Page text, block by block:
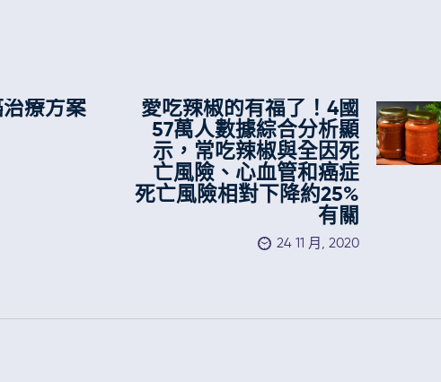
療方案
愛吃辣椒的有福了！4國
57萬人數據綜合分析顯
示，常吃辣椒與全因死
亡風險、心血管和癌症
死亡風險相對下降約25%
有關
24 11 月, 2020